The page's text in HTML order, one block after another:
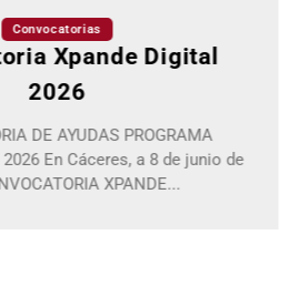
RELACION DE
Relación de beneficiarios a la
ayudas VISITA PROFESIONAL
ASIA